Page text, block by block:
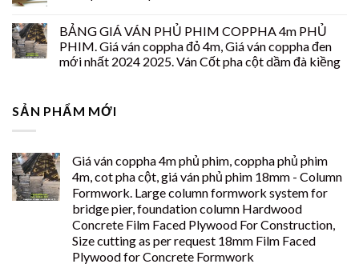
BẢNG GIÁ VÁN PHỦ PHIM COPPHA 4m PHỦ
PHIM. Giá ván coppha đỏ 4m, Giá ván coppha đen
mới nhất 2024 2025. Ván Cốt pha cột dầm đà kiềng
SẢN PHẨM MỚI
Giá ván coppha 4m phủ phim, coppha phủ phim
4m, cot pha cột, giá ván phủ phim 18mm - Column
Formwork. Large column formwork system for
bridge pier, foundation column Hardwood
Concrete Film Faced Plywood For Construction,
Size cutting as per request 18mm Film Faced
Plywood for Concrete Formwork